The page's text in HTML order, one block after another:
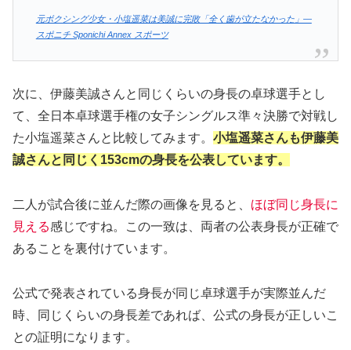
元ボクシング少女・小塩遥菜は美誠に完敗「全く歯が立たなかった」―
スポニチ Sponichi Annex スポーツ
次に、伊藤美誠さんと同じくらいの身長の卓球選手とし
て、全日本卓球選手権の女子シングルス準々決勝で対戦し
た小塩遥菜さんと比較してみます。 小塩遥菜さんも伊藤美
誠さんと同じく153cmの身長を公表しています。
二人が試合後に並んだ際の画像を見ると、 ほぼ同じ身長に
見える感じですね。この一致は、両者の公表身長が正確で
あることを裏付けています。
公式で発表されている身長が同じ卓球選手が実際並んだ
時、同じくらいの身長差であれば、公式の身長が正しいこ
との証明になります。